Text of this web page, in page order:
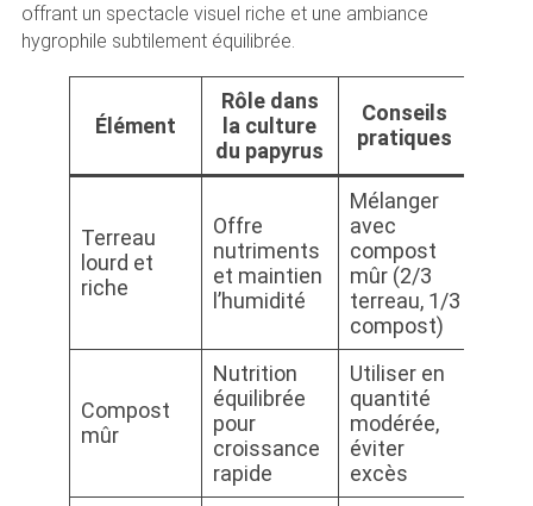
offrant un spectacle visuel riche et une ambiance
hygrophile subtilement équilibrée.
Élément
Rôle dans
la culture
du papyrus
Conseils
pratiques
Terreau
lourd et
riche
Offre
nutriments
et maintien
l’humidité
Mélanger
avec
compost
mûr (2/3
terreau, 1/3
compost)
Compost
mûr
Nutrition
équilibrée
pour
croissance
rapide
Utiliser en
quantité
modérée,
éviter
excès